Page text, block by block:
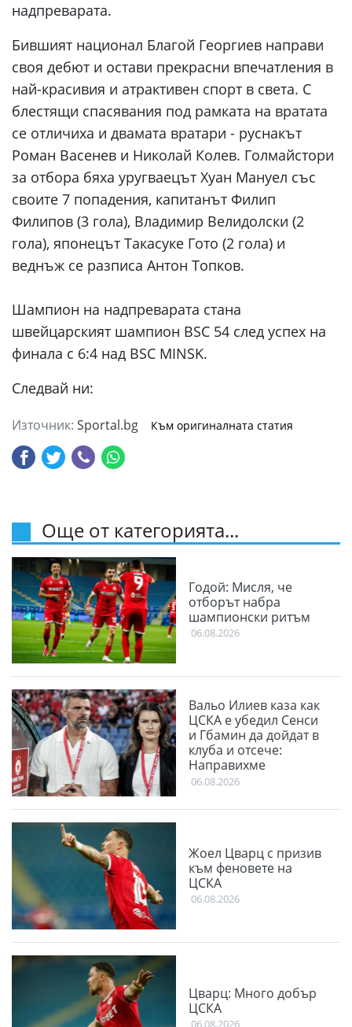
надпреварата.
Бившият национал Благой Георгиев направи
своя дебют и остави прекрасни впечатления в
най-красивия и атрактивен спорт в света. С
блестящи спасявания под рамката на вратата
се отличиха и двамата вратари - руснакът
Роман Васенев и Николай Колев. Голмайстори
за отбора бяха уругваецът Хуан Мануел със
своите 7 попадения, капитанът Филип
Филипов (3 гола), Владимир Велидолски (2
гола), японецът Такасуке Гото (2 гола) и
веднъж се разписа Антон Топков.
Шампион на надпреварата стана
швейцарският шампион BSC 54 след успех на
финала с 6:4 над BSC MINSK.
Следвай ни:
Източник: Sportal.bg Към оригиналната статия
Още от категорията...
Годой: Мисля, че
отборът набра
шампионски ритъм
06.08.2026
Вальо Илиев каза как
ЦСКА е убедил Сенси
и Гбамин да дойдат в
клуба и отсече:
Направихме
изключителен двубой
06.08.2026
Жоел Цварц с призив
към феновете на
ЦСКА
06.08.2026
Цварц: Много добър
ЦСКА